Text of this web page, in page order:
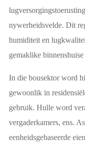
nywerheidsvelde. Dit
humiditeit en
gemaklike
In die bousektor word
gewoonlik in
gebruik. Hulle word
vergaderkamers, ens.
eenheidsgebaseerde